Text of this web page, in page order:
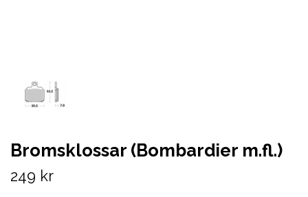
Bromsklossar (Bombardier m.fl.)
249 kr